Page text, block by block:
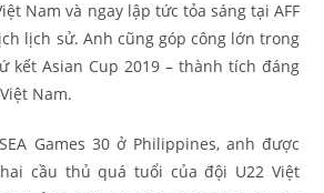
Nam và ngay lập tức tỏa sáng tại AFF
lịch sử. Anh cũng góp công lớn trong
kết Asian Cup 2019 – thành tích đáng
Nam.
Games 30 ở Philippines, anh được
cầu thủ quá tuổi của đội U22 Việt